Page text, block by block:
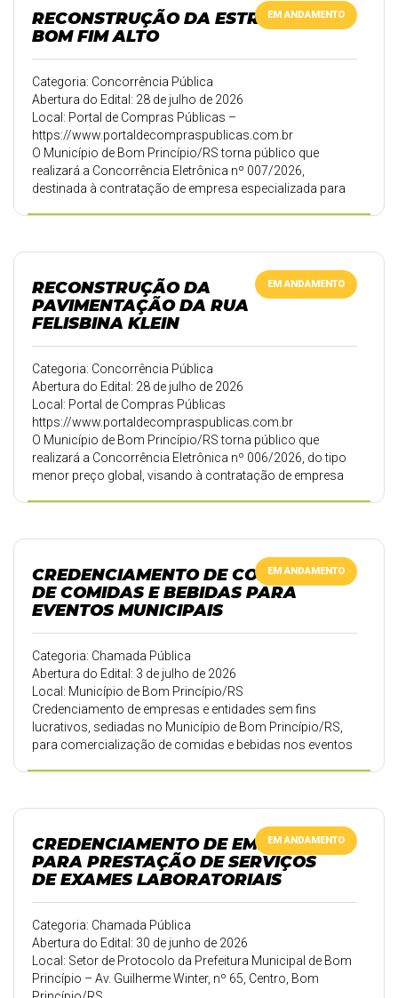
conhecer as categorias e critérios de seleção.EM ANDAMENTO
RECONSTRUÇÃO DA ESTRADA
BOM FIM ALTO
Categoria: Concorrência Pública
Abertura do Edital: 28 de julho de 2026
Local: Portal de Compras Públicas –
https://www.portaldecompraspublicas.com.br
O Município de Bom Princípio/RS torna público que
realizará a Concorrência Eletrônica nº 007/2026,
destinada à contratação de empresa especializada para
pública ocorrerá no dia 28 de julho de 2026, às 14h00, por
meio do Portal de Compras Públicas.
EM ANDAMENTO
RECONSTRUÇÃO DA
PAVIMENTAÇÃO DA RUA
FELISBINA KLEIN
Categoria: Concorrência Pública
Abertura do Edital: 28 de julho de 2026
Local: Portal de Compras Públicas
https://www.portaldecompraspublicas.com.br
O Município de Bom Princípio/RS torna público que
realizará a Concorrência Eletrônica nº 006/2026, do tipo
menor preço global, visando à contratação de empresa
demais documentos do edital. A sessão pública ocorrerá
no dia 28 de julho de 2026, às 9h, por meio do Portal de
Compras Públicas.
EM ANDAMENTO
CREDENCIAMENTO DE COMÉRCIO
DE COMIDAS E BEBIDAS PARA
EVENTOS MUNICIPAIS
Categoria: Chamada Pública
Abertura do Edital: 3 de julho de 2026
Local: Município de Bom Princípio/RS
Credenciamento de empresas e entidades sem fins
lucrativos, sediadas no Município de Bom Princípio/RS,
para comercialização de comidas e bebidas nos eventos
EM ANDAMENTO
CREDENCIAMENTO DE EMPRESAS
PARA PRESTAÇÃO DE SERVIÇOS
DE EXAMES LABORATORIAIS
Categoria: Chamada Pública
Abertura do Edital: 30 de junho de 2026
Local: Setor de Protocolo da Prefeitura Municipal de Bom
Princípio – Av. Guilherme Winter, nº 65, Centro, Bom